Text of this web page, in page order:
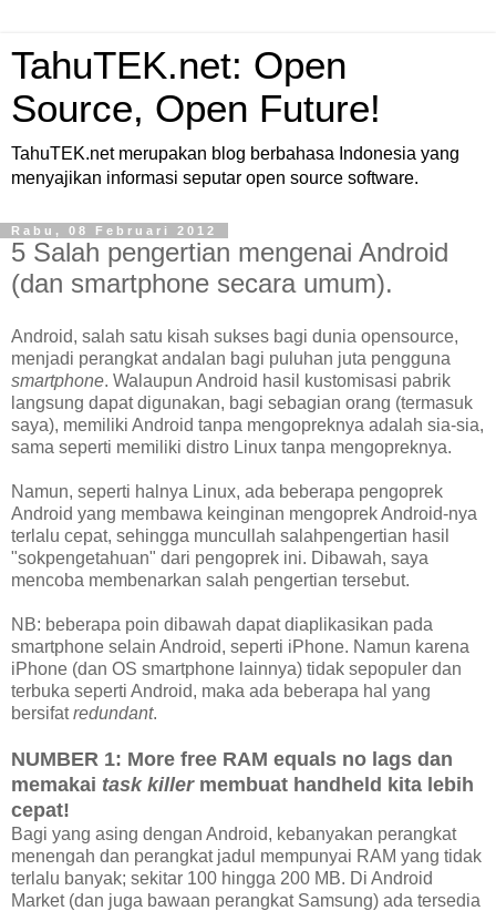
TahuTEK.net: Open
Source, Open Future!
TahuTEK.net merupakan blog berbahasa Indonesia yang
menyajikan informasi seputar open source software.
Rabu, 08 Februari 2012
5 Salah pengertian mengenai Android
(dan smartphone secara umum).
Android, salah satu kisah sukses bagi dunia opensource,
menjadi perangkat andalan bagi puluhan juta pengguna
smartphone. Walaupun Android hasil kustomisasi pabrik
langsung dapat digunakan, bagi sebagian orang (termasuk
saya), memiliki Android tanpa mengopreknya adalah sia-sia,
sama seperti memiliki distro Linux tanpa mengopreknya.
Namun, seperti halnya Linux, ada beberapa pengoprek
Android yang membawa keinginan mengoprek Android-nya
terlalu cepat, sehingga muncullah salahpengertian hasil
"sokpengetahuan" dari pengoprek ini. Dibawah, saya
mencoba membenarkan salah pengertian tersebut.
NB: beberapa poin dibawah dapat diaplikasikan pada
smartphone selain Android, seperti iPhone. Namun karena
iPhone (dan OS smartphone lainnya) tidak sepopuler dan
terbuka seperti Android, maka ada beberapa hal yang
bersifatredundant.
NUMBER 1: More free RAM equals no lags dan
memakai task killermembuat handheld kita lebih
cepat!
Bagi yang asing dengan Android, kebanyakan perangkat
menengah dan perangkat jadul mempunyai RAM yang tidak
terlalu banyak; sekitar 100 hingga 200 MB. Di Android
Market (dan juga bawaan perangkat Samsung) ada tersedia